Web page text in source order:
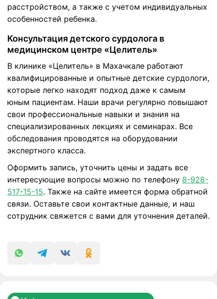
расстройством, а также с учетом индивидуальных
особенностей ребенка.
Консультация детского сурдолога в
медицинском центре «Целитель»
В клинике «Целитель» в Махачкале работают
квалифицированные и опытные детские сурдологи,
которые легко находят подход даже к самым
юным пациентам. Наши врачи регулярно повышают
свои профессиональные навыки и знания на
специализированных лекциях и семинарах. Все
обследования проводятся на оборудовании
экспертного класса.
Оформить запись, уточнить цены и задать все
интересующие вопросы можно по телефону 8-928-
517-15-15. Также на сайте имеется форма обратной
связи. Оставьте свои контактные данные, и наш
сотрудник свяжется с вами для уточнения деталей.